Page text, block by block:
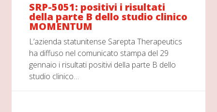
SRP-5051: positivi i risultati
della parte B dello studio clinico
MOMENTUM
L’azienda statunitense Sarepta Therapeutics
ha diffuso nel comunicato stampa del 29
gennaio i risultati positivi della parte B dello
studio clinico…